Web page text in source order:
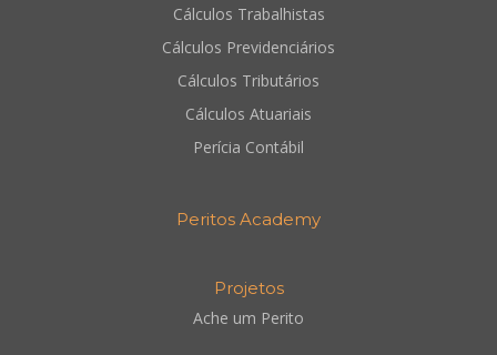
Cálculos Trabalhistas
Cálculos Previdenciários
Cálculos Tributários
Cálculos Atuariais
Perícia Contábil
Peritos Academy
Projetos
Ache um Perito